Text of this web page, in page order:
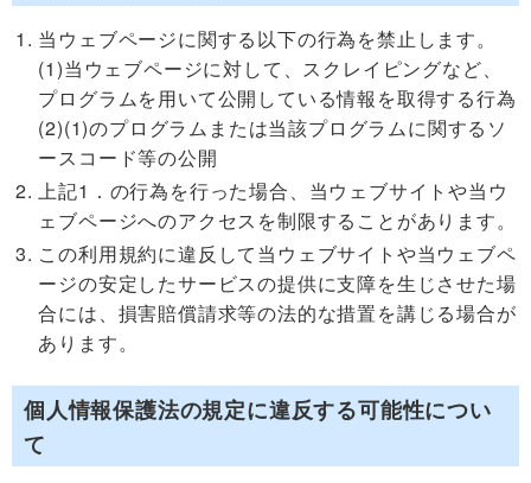
当ウェブページに関する以下の行為を禁止します。
(1)当ウェブページに対して、スクレイピングなど、
プログラムを用いて公開している情報を取得する行為
(2)(1)のプログラムまたは当該プログラムに関するソ
ースコード等の公開
上記1．の行為を行った場合、当ウェブサイトや当ウ
ェブページへのアクセスを制限することがあります。
この利用規約に違反して当ウェブサイトや当ウェブペ
ージの安定したサービスの提供に支障を生じさせた場
合には、損害賠償請求等の法的な措置を講じる場合が
あります。
個人情報保護法の規定に違反する可能性につい
て